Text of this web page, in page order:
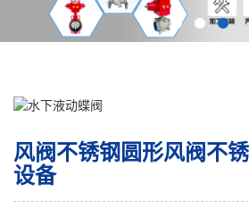
风阀不锈钢圆形风阀不
设备